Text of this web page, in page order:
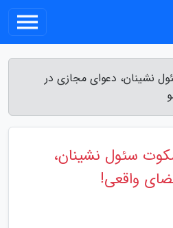
نشینان، دعوای مجازی در
سئول نشینان،
واقعی!